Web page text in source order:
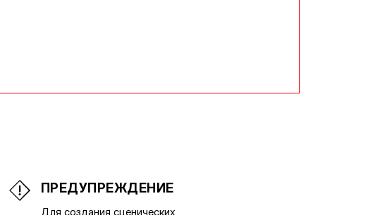
ПРЕДУПРЕЖДЕНИЕ
Для создания сценических